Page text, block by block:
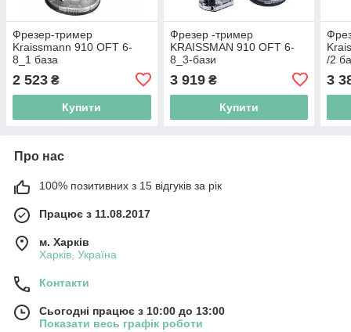
Фрезер-тример
Kraissmann 910 OFT 6-
8_1 база
2 523 ₴
Купити
Фрезер -тример
KRAISSMAN 910 OFT 6-
8_3-бази
3 919₴
Купити
/2
3
Про нас
100% позитивних з 15 відгуків за рік
Працює з 11.08.2017
м. Харків
Харків, Україна
Контакти
Сьогодні працює з 10:00 до 13:00
Показати весь графік роботи